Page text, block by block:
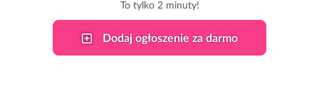
To tylko 2 minuty!
Dodaj ogłoszenie za darmo